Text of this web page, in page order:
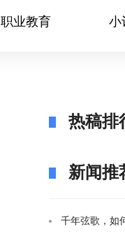
职业教育 小
热稿排
新闻推